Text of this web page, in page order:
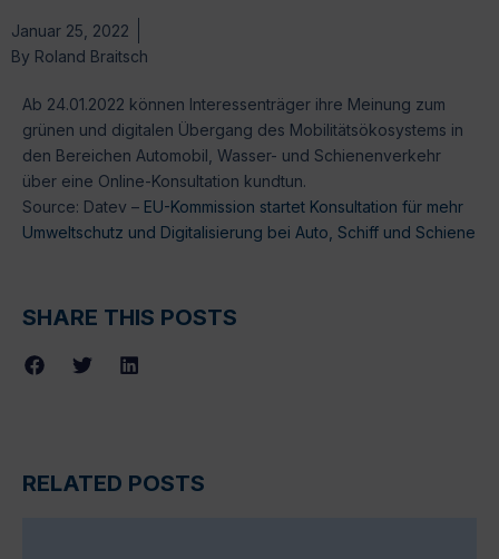
Januar 25, 2022
By Roland Braitsch
Ab 24.01.2022 können Interessenträger ihre Meinung zum
grünen und digitalen Übergang des Mobilitätsökosystems in
den Bereichen Automobil, Wasser- und Schienenverkehr
über eine Online-Konsultation kundtun.
Source: Datev – EU-Kommission startet Konsultation für mehr
Umweltschutz und Digitalisierung bei Auto, Schiff und Schiene
SHARE THIS POSTS
RELATED POSTS